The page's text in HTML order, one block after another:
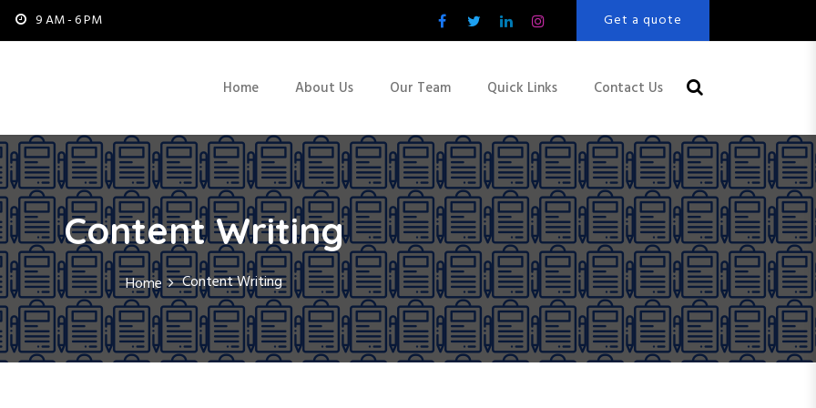
9 AM - 6 PM Get a quote
Home About Us Our Team Quick Links Contact Us
Content Writing
Home Content Writing